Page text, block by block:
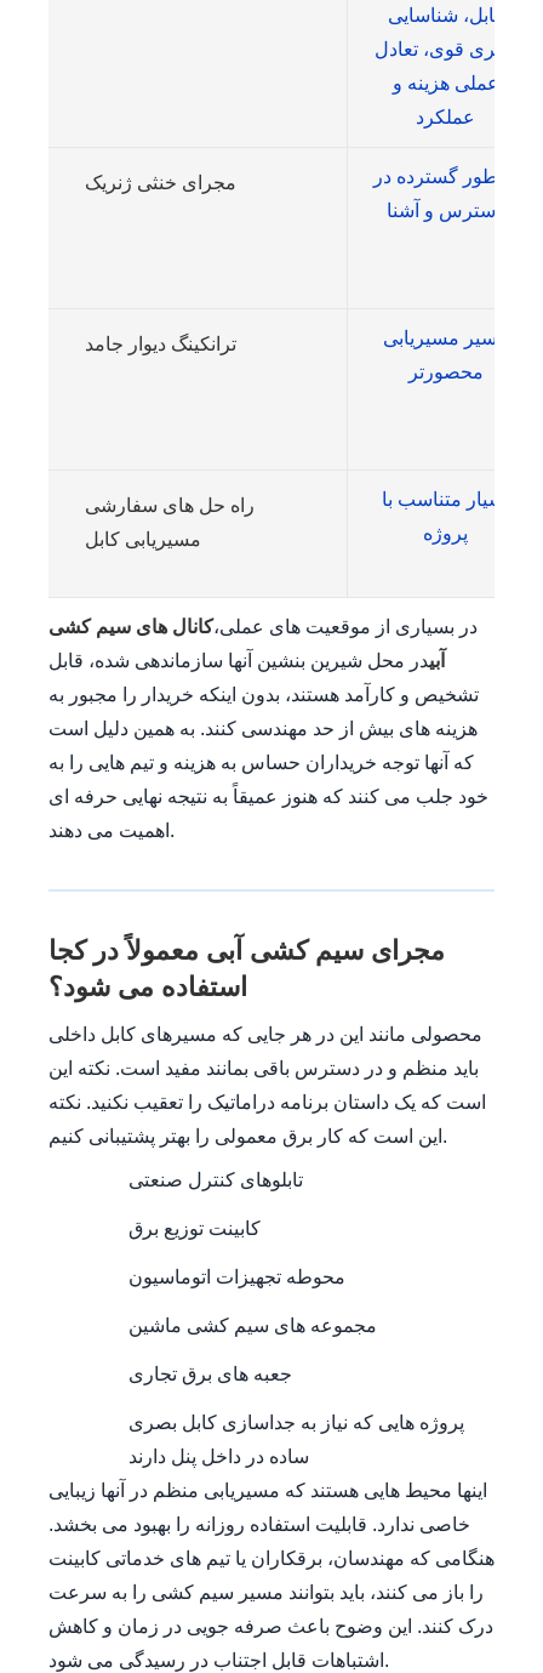
کابل، شناسایی
بصری قوی، تعادل
عملی هزینه و
عملکرد
مجرای خنثی ژنریک
به طور گسترده در
دسترس و آشنا
ترانکینگ دیوار جامد
مسیر مسیریابی
محصورتر
راه حل های سفارشی
مسیریابی کابل
بسیار متناسب با
پروژه
در بسیاری از موقعیت های عملی،کانال های سیم کشی
آبیدر محل شیرین بنشین آنها سازماندهی شده، قابل
تشخیص و کارآمد هستند، بدون اینکه خریدار را مجبور به
هزینه های بیش از حد مهندسی کنند. به همین دلیل است
که آنها توجه خریداران حساس به هزینه و تیم هایی را به
خود جلب می کنند که هنوز عمیقاً به نتیجه نهایی حرفه ای
اهمیت می دهند.
مجرای سیم کشی آبی معمولاً در کجا
استفاده می شود؟
محصولی مانند این در هر جایی که مسیرهای کابل داخلی
باید منظم و در دسترس باقی بمانند مفید است. نکته این
است که یک داستان برنامه دراماتیک را تعقیب نکنید. نکته
این است که کار برق معمولی را بهتر پشتیبانی کنیم.
تابلوهای کنترل صنعتی
کابینت توزیع برق
محوطه تجهیزات اتوماسیون
مجموعه های سیم کشی ماشین
جعبه های برق تجاری
پروژه هایی که نیاز به جداسازی کابل بصری
ساده در داخل پنل دارند
اینها محیط هایی هستند که مسیریابی منظم در آنها زیبایی
خاصی ندارد. قابلیت استفاده روزانه را بهبود می بخشد.
هنگامی که مهندسان، برقکاران یا تیم های خدماتی کابینت
را باز می کنند، باید بتوانند مسیر سیم کشی را به سرعت
درک کنند. این وضوح باعث صرفه جویی در زمان و کاهش
اشتباهات قابل اجتناب در رسیدگی می شود.